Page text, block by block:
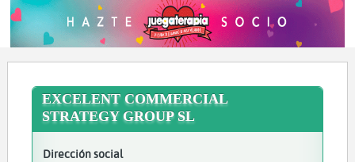
EXCELENT COMMERCIAL
STRATEGY GROUP SL
Dirección social